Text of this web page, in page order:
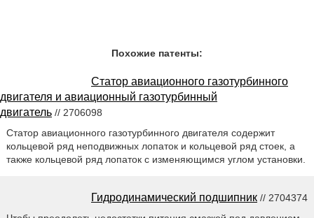
Похожие патенты:
Статор авиационного газотурбинного
двигателя и авиационный газотурбинный
двигатель // 2706098
Статор авиационного газотурбинного двигателя содержит
кольцевой ряд неподвижных лопаток и кольцевой ряд стоек, а
также кольцевой ряд лопаток с изменяющимся углом установки.
Гидродинамический подшипник // 2704374